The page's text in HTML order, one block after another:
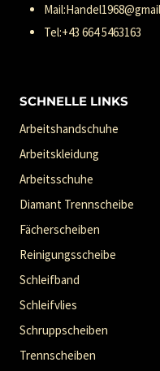
Tel:+43 664 5463163
SCHNELLE LINKS
Arbeitshandschuhe
Arbeitskleidung
Arbeitsschuhe
Diamant Trennscheibe
Fächerscheiben
Reinigungsscheibe
Schleifband
Schleifvlies
Schruppscheiben
Trennscheiben